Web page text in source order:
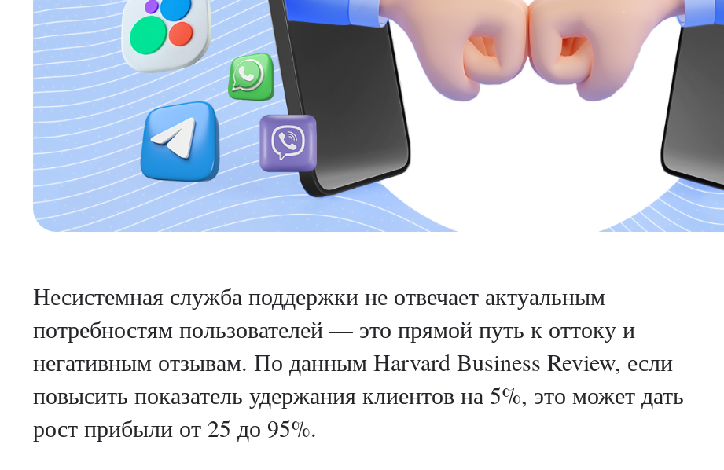
Несистемная служба поддержки не отвечает актуальным
потребностям пользователей — это прямой путь к оттоку и
негативным отзывам. По данным Harvard Business Review, если
повысить показатель удержания клиентов на 5%, это может дать
рост прибыли от 25 до 95%.